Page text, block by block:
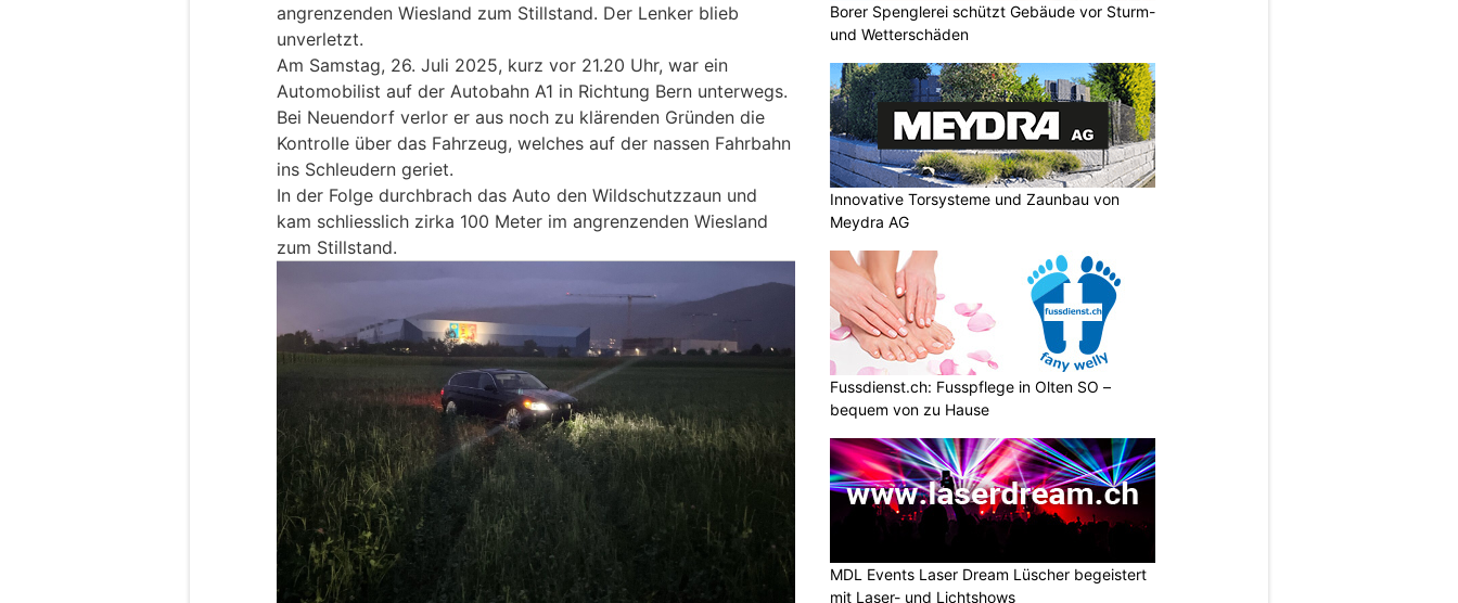
angrenzenden Wiesland zum Stillstand. Der Lenker blieb
unverletzt.
Am Samstag, 26. Juli 2025, kurz vor 21.20 Uhr, war ein
Automobilist auf der Autobahn A1 in Richtung Bern unterwegs.
Bei Neuendorf verlor er aus noch zu klärenden Gründen die
Kontrolle über das Fahrzeug, welches auf der nassen Fahrbahn
ins Schleudern geriet.
In der Folge durchbrach das Auto den Wildschutzzaun und
kam schliesslich zirka 100 Meter im angrenzenden Wiesland
zum Stillstand.
Borer Spenglerei schützt Gebäude vor Sturm-
und Wetterschäden
Innovative Torsysteme und Zaunbau von
Meydra AG
Fussdienst.ch: Fusspflege in Olten SO –
bequem von zu Hause
MDL Events Laser Dream Lüscher begeistert
mit Laser- und Lichtshows